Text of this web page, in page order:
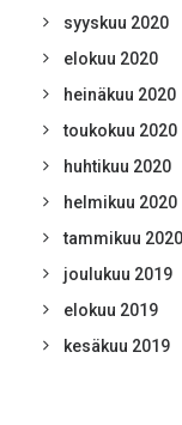
syyskuu 2020
elokuu 2020
heinäkuu 2020
toukokuu 2020
huhtikuu 2020
helmikuu 2020
tammikuu 2020
joulukuu 2019
elokuu 2019
kesäkuu 2019